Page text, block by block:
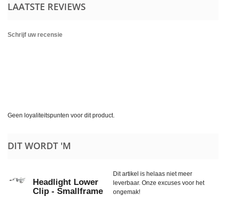
LAATSTE REVIEWS
Schrijf uw recensie
Geen loyaliteitspunten voor dit product.
DIT WORDT 'M
Headlight Lower
Clip - Smallframe
Dit artikel is helaas niet meer
leverbaar. Onze excuses voor het
ongemak!